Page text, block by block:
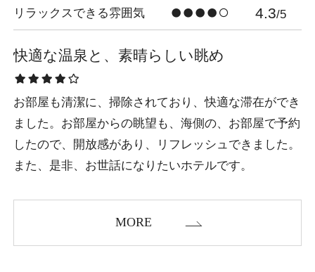
リラックスできる雰囲気 4.3/5
快適な温泉と、素晴らしい眺め
お部屋も清潔に、掃除されており、快適な滞在ができ
ました。お部屋からの眺望も、海側の、お部屋で予約
したので、開放感があり、リフレッシュできました。
また、是非、お世話になりたいホテルです。
MORE